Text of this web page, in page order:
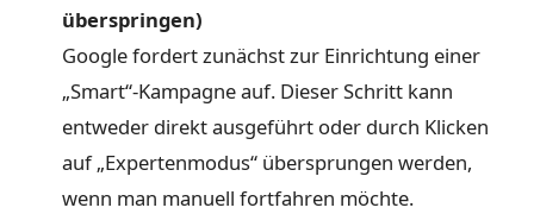
überspringen)
Google fordert zunächst zur Einrichtung einer
„Smart“-Kampagne auf. Dieser Schritt kann
entweder direkt ausgeführt oder durch Klicken
auf „Expertenmodus“ übersprungen werden,
wenn man manuell fortfahren möchte.